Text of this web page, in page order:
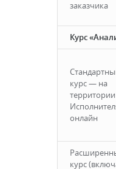
заказчика
Курс
курс — на
территории
онлайн
курс